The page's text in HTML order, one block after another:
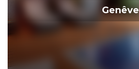
Genêve